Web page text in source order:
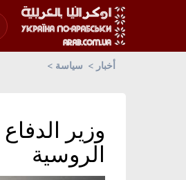
أخبار سياسة
وزير
الروسية